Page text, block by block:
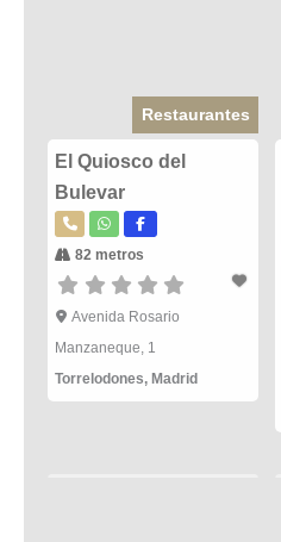
Restaurantes
El Quiosco del
Bulevar
82 metros
Avenida Rosario
Manzaneque, 1
Torrelodones, Madrid